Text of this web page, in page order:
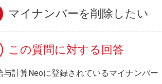
マイナンバーを削除したい
この質問に対する回答
与計算Neoに登録されているマイナンバ